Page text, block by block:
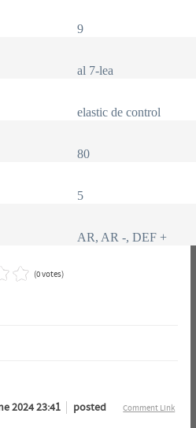
9
al 7-lea
elastic de control
80
5
AR, AR -, DEF +
(0 votes)
Comment Link
2024 23:41
posted